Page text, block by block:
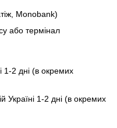
Monobank)
або термінал
1-2 дні (в окремих
Україні 1-2 дні (в окремих